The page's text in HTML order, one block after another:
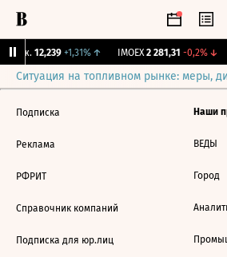
Бирж. 12,239 +1,31%↑ IMOEX 2 281,31 -0,2%↓
Ситуация на топливном рынке: меры,
Подписка
Реклама
РФРИТ
Справочник компаний
Подписка для юр.лиц
Наши
ВЕДЫ
Город